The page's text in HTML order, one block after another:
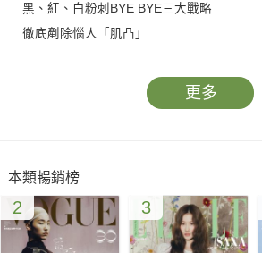
黑、紅、白粉刺BYE BYE三大戰略
徹底剷除惱人「肌凸」
SOS！立即解救惡膚況的「鐵板一品」
正韓時尚直送
潮女人手一件『軟下身』
更多
本類暢銷榜
2 3